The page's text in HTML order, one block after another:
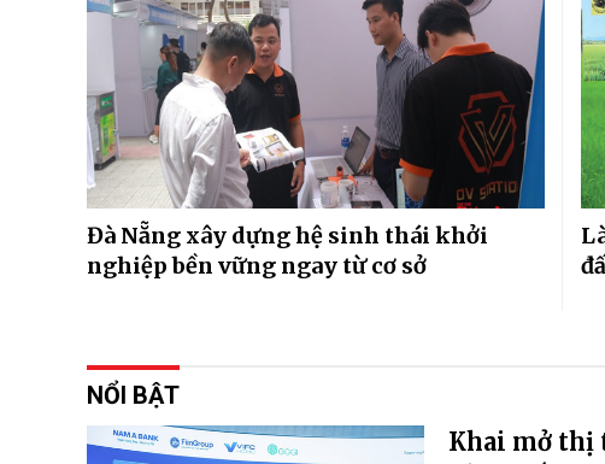
Đà Nẵng xây dựng hệ sinh thái khởi
nghiệp bền vững ngay từ cơ sở
NỔI BẬT
Khai mở thị